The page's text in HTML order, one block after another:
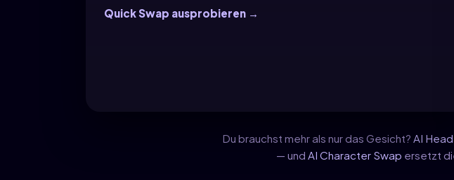
Quick Swap ausprobieren →
Du brauchst mehr als nur das Gesicht? AI
— und AI Character Swap ersetzt